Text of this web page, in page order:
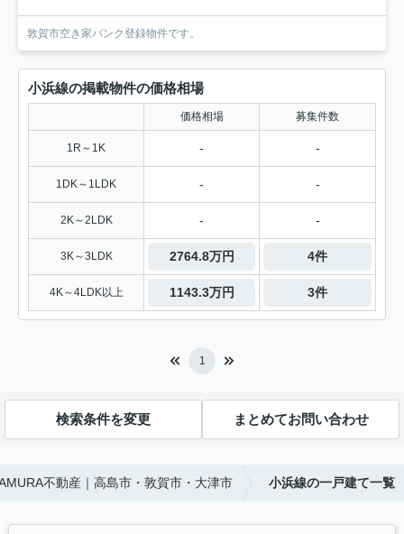
敦賀市空き家バンク登録物件です。
小浜線の掲載物件の価格相場
価格相場 募集件数
1R～1K - -
1DK～1LDK - -
2K～2LDK - -
3K～3LDK 2764.8万円 4件
4K～4LDK以上 1143.3万円 3件
1
検索条件を変更 まとめてお問い合わせ
不動産｜高島市・敦賀市・大津市 小浜線の一戸建て一覧